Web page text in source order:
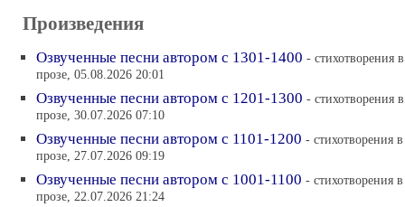
Произведения
Озвученные песни автором с 1301-1400 - cтихотворения в
прозе, 05.08.2026 20:01
Озвученные песни автором с 1201-1300 - cтихотворения в
прозе, 30.07.2026 07:10
Озвученные песни автором с 1101-1200 - cтихотворения в
прозе, 27.07.2026 09:19
Озвученные песни автором с 1001-1100 - cтихотворения в
прозе, 22.07.2026 21:24